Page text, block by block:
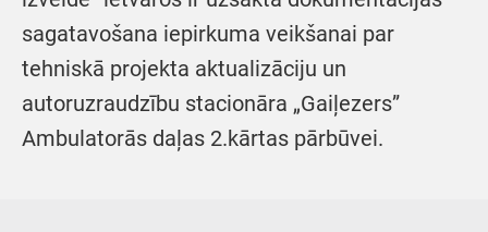
sagatavošana iepirkuma veikšanai par
tehniskā projekta aktualizāciju un
autoruzraudzību stacionāra „Gaiļezers”
Ambulatorās daļas 2.kārtas pārbūvei.